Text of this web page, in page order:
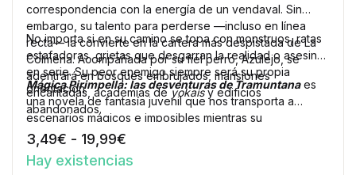
correspondencia con la energía de un vendaval. Sin
embargo, su talento para perderse —incluso en línea
recta— la convierte en la cartera más despistada de La
Colmena. Acompañada por su fiel perro, Azulejo, se
adentrará en bosques embrujados, mansiones
encantadas, academias deyokaisy edificios
abandonados.
No importa si en su camino se topa con monstruos, ratas
estafadoras, grietas que desgarran la realidad o asesinos
en serie. Su peor enemigo siempre será su propia
orientación.
Mágica Pirimpella: las desventuras de Tramuntanaes
una novela de fantasía juvenil que nos transporta a
escenarios mágicos e imposibles mientras su
protagonista descubre que ser cartera es mucho más
que repartir correspondencia y que las misivas escritas
con el corazón son imposibles de ignorar.
3,49€ - 19,99€
Hay existencias